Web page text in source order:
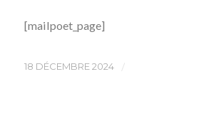
[mailpoet_page]
18 DÉCEMBRE 2024 /